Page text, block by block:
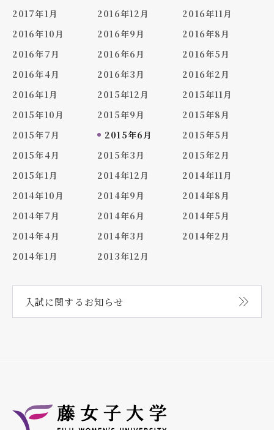
2017年1月
2016年12月
2016年11月
2016年10月
2016年9月
2016年8月
2016年7月
2016年6月
2016年5月
2016年4月
2016年3月
2016年2月
2016年1月
2015年12月
2015年11月
2015年10月
2015年9月
2015年8月
2015年7月
2015年6月
2015年5月
2015年4月
2015年3月
2015年2月
2015年1月
2014年12月
2014年11月
2014年10月
2014年9月
2014年8月
2014年7月
2014年6月
2014年5月
2014年4月
2014年3月
2014年2月
2014年1月
2013年12月
入試に関する お知らせ